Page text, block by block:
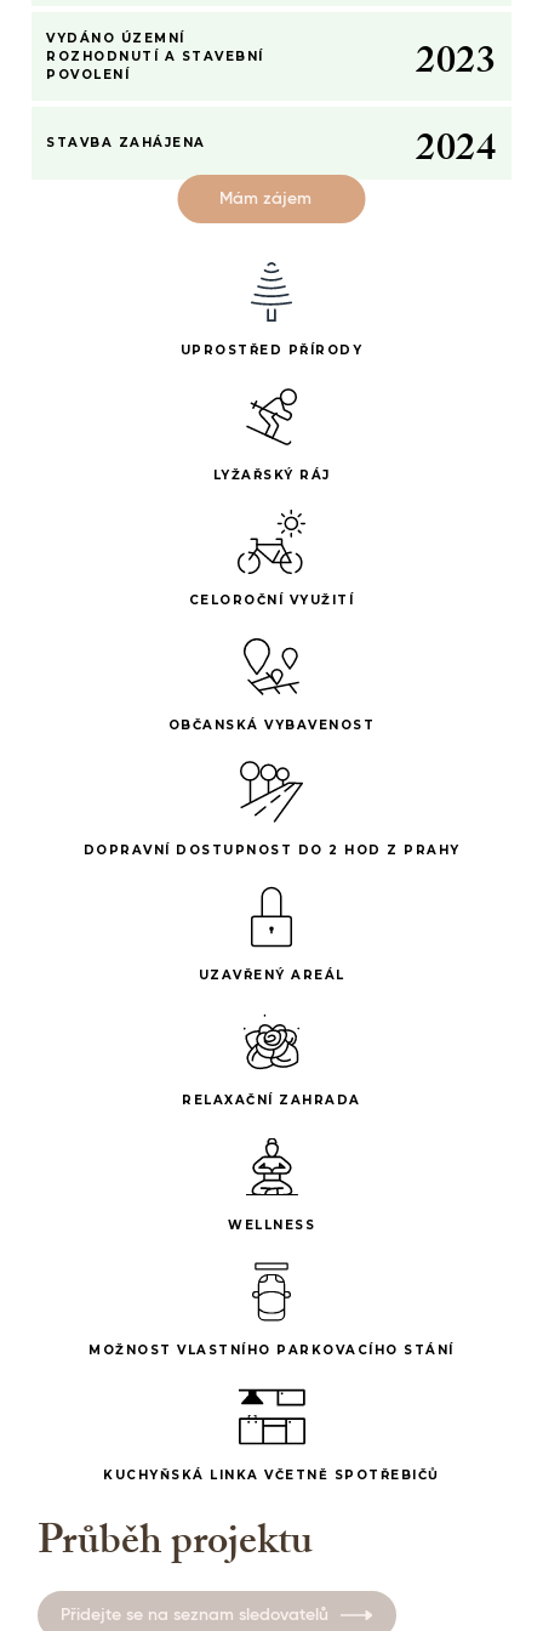
2023
VYDÁNO ÚZEMNÍ
ROZHODNUTÍ A STAVEBNÍ
POVOLENÍ
–
0
20
–
0
2
1
2
4
STAVBA ZAHÁJENA
Mám zájem
UPROSTŘED PŘÍRODY
LYŽAŘSKÝ RÁJ
CELOROČNÍ VYUŽITÍ
OBČANSKÁ VYBAVENOST
DOPRAVNÍ DOSTUPNOST DO 2 HOD Z PRAHY
UZAVŘENÝ AREÁL
RELAXAČNÍ ZAHRADA
WELLNESS
MOŽNOST VLASTNÍHO PARKOVACÍHO STÁNÍ
KUCHYŇSKÁ LINKA VČETNĚ SPOTŘEBIČŮ
Průběh projektu
Přidejte se na seznam sledovatelů